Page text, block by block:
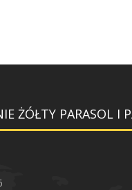
ŻÓŁTY PARASOL I